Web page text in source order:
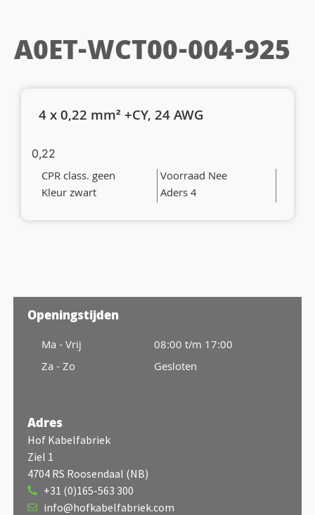
A0ET-WCT00-004-925
4 x 0,22 mm² +CY, 24 AWG
0,22
CPR class. geen
Voorraad Nee
Kleur zwart
Aders 4
Openingstijden
Ma - Vrij
Za - Zo
08:00 t/m 17:00
Gesloten
Adres
Hof Kabelfabriek
Ziel 1
4704 RS Roosendaal (NB)
+31 (0)165-563 300
info@hofkabelfabriek.com